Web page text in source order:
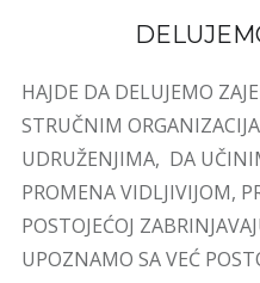
HAJDE DA DELUJEMO
STRUČNIM
UDRUŽENJIMA, DA
PROMENA VIDLJIVIJOM,
POSTOJEĆOJ
UPOZNAMO SA VEĆ